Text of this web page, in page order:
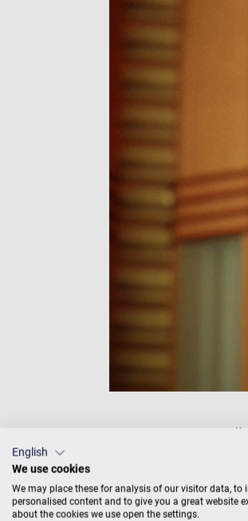
English
We use cookies
We may place these for analysis of our visitor data, to
personalised content and to give you a great website
about the cookies we use open the settings.